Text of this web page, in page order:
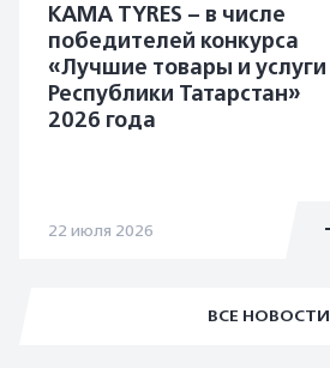
ВСЕ НОВОСТИ
KAMA TYRES – в числе
победителей конкурса
«Лучшие товары и услуги
Республики Татарстан»
2026 года
22 июля 2026